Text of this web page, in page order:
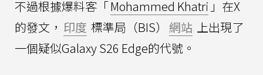
不過根據爆料客「Mohammed Khatri 」在X
的發文， 印度 標準局（BIS） 網站 上出現了
一個疑似Galaxy S26 Edge的代號。